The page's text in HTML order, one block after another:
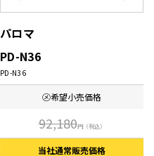
パロマ
PD-N36
PD-N36
㋱希望小売価格
92,180円（税込）
当社通常販売価格